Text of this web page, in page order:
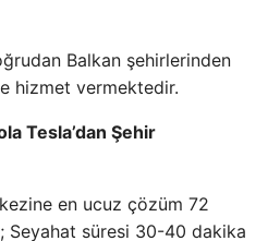
Balkan şehirlerinden
hizmet vermektedir.
Tesla’dan Şehir
en ucuz çözüm 72
Seyahat süresi 30-40 dakika